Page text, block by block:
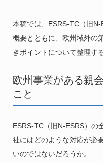
本稿では、ESRS-TC（旧
概要とともに、欧州域外の
きポイントについて整理する
欧州事業がある親
こと
ESRS-TC（旧N-ESRS）の
社にはどのような対応が必
いのではないだろうか。